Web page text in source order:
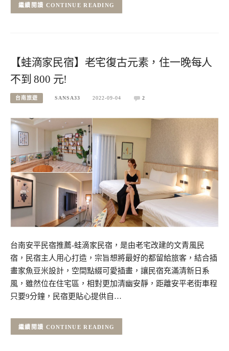
CONTINUE READING
【蛙滴家民宿】老宅復古元素，住一晚每人
不到 800 元!
台南旅遊 SANSA33 2022-09-04 2
台南安平民宿推薦-蛙滴家民宿，是由老宅改建的文青風民
宿，民宿主人用心打造，宗旨想將最好的都留給旅客，結合插
畫家魚豆米設計，空間點綴可愛插畫，讓民宿充滿清新日系
風，雖然位在住宅區，相對更加清幽安靜，距離安平老街車程
只要9分鐘，民宿更貼心提供自…
CONTINUE READING